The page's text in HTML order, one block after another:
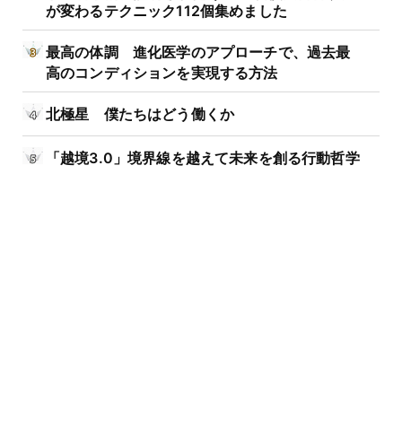
が変わるテクニック112個集めました
最高の体調 進化医学のアプローチで、過去最
高のコンディションを実現する方法
北極星 僕たちはどう働くか
「越境3.0」境界線を越えて未来を創る行動哲学